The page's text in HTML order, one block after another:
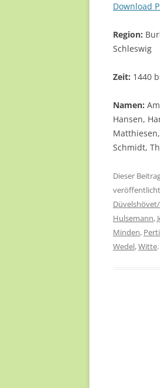
Download
Region:
Schleswig
Zeit: 1440
Namen:
Hansen,
Schmidt,
Dieser
Hulsemann,
Minden,
Wedel,Witte.